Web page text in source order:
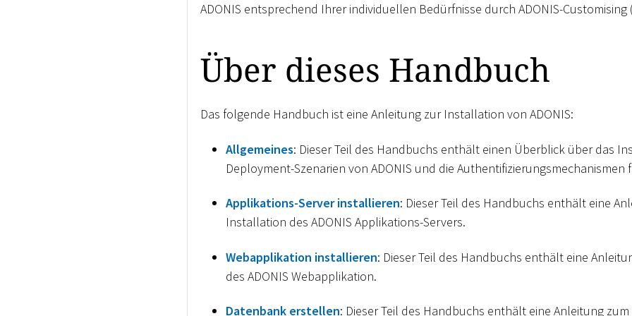
ADONIS entsprechend Ihrer individuellen Bedürfnisse durch ADONIS-Customising
Über dieses Handbuch
Das folgende Handbuch ist eine Anleitung zur Installation von ADONIS:
Allgemeines: Dieser Teil des Handbuchs enthält einen Überblick über das
Deployment-Szenarien von ADONIS und die Authentifizierungsmechanismen
Applikations-Server installieren: Dieser Teil des Handbuchs enthält eine
Installation des ADONIS Applikations-Servers.
Webapplikation installieren: Dieser Teil des Handbuchs enthält eine
des ADONIS Webapplikation.
Datenbank erstellen: Dieser Teil des Handbuchs enthält eine Anleitung